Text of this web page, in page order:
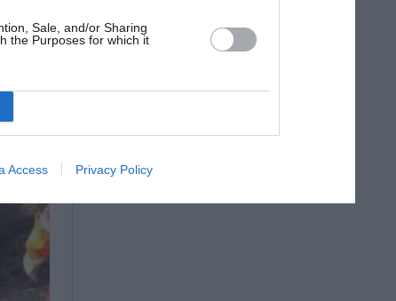
Sale, and/or Sharing
the Purposes for which it
Access Privacy Policy